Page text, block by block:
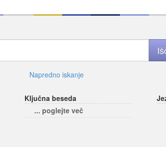
Napredno iskanje
Ključna beseda
... poglejte več